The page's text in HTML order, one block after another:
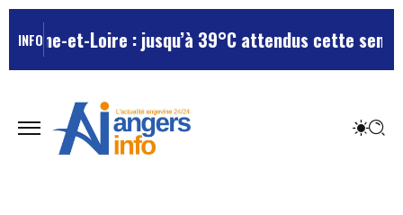
INFO et-Loire : jusqu’à 39°C attendus cette